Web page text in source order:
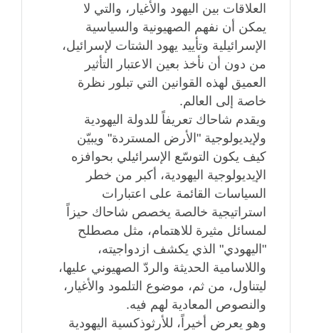
العلاقات بين اليهود والأغيار، والتي لا
يمكن أن نفهم الصهيونية والسياسية
الإسرائيلية وتأييد يهود الشتات لإسرائيل،
من دون أن نأخذ بعين الاعتبار التأثير
العميق لهذه القوانين التي تبلور نظرة
خاصة إلى العالم.
ويقدم شاحاك تعريفاً للدولة اليهودية
ولإيديولوجية "الأرض المستردة" ويبيّن
كيف يكون التوسّع الإسرائيلي بحوافزه
الإيديولوجية اليهودية، أكبر من خطر
السياسات القائمة على اعتبارات
استراتيجية خالصة يخصص شاحاك حيزاً
لمسائل مثيرة للاهتمام، مثل مصطلح
"اليهودي" الذي يكشف ازدواجيته،
واللاسامية الحديثة والردّ الصهيوني عليها،
ليتناول، من ثم، موضوع التلمود والأغيار،
والنصوص المعادية لهم فيه.
وهو يعرض أخيراً، للأرثوذكسية اليهودية